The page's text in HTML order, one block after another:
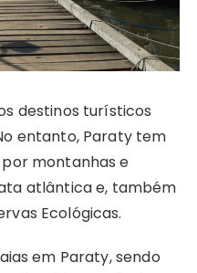
destinos turísticos
entanto, Paraty tem
montanhas e
atlântica e, também
Ecológicas.
em Paraty, sendo